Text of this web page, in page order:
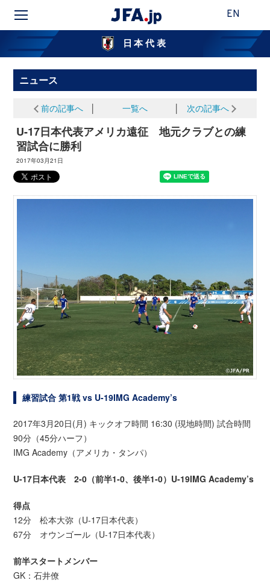
EN
日本代表
ニュース
前の記事へ 一覧へ 次の記事へ
U-17日本代表アメリカ遠征 地元クラブとの練
習試合に勝利
2017年03月21日
練習試合 第1戦 vs U-19IMG Academy’s
2017年3月20日(月) キックオフ時間 16:30 (現地時間) 試合時間
90分（45分ハーフ）
IMG Academy（アメリカ・タンパ）
U-17日本代表 2-0（前半1-0、後半1-0）U-19IMG Academy’s
得点
12分 松本大弥（U-17日本代表）
67分 オウンゴール（U-17日本代表）
前半スタートメンバー
GK：石井僚